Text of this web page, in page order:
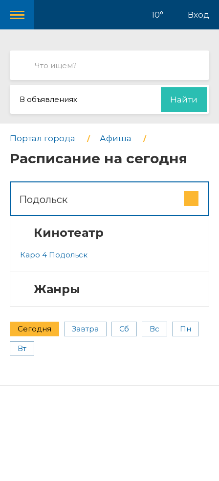
10° Вход
В объявлениях Найти
Портал города Афиша
Расписание на сегодня
Подольск
Кинотеатр
Каро 4 Подольск
Жанры
Сегодня Завтра Сб Вс Пн
Вт